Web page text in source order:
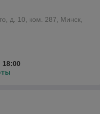
д. 10, ком. 287, Минск,
18:00